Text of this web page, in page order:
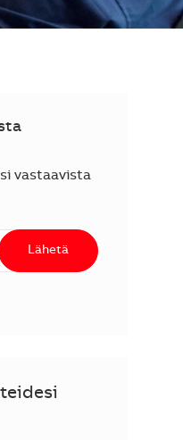
vastaavista
Lähetä